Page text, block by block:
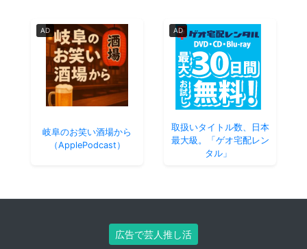
AD
岐阜のお笑い酒場から
（ApplePodcast）
AD
取扱いタイトル数、日本
最大級。「ゲオ宅配レン
タル」
広告で芸人推し活